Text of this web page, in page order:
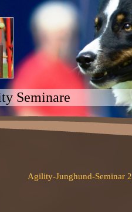
Agility
Agility-Junghund-Seminar